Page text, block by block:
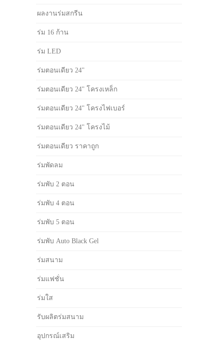
ผลงานร่มสกรีน
ร่ม 16 ก้าน
ร่ม LED
ร่มตอนเดียว 24"
ร่มตอนเดียว 24" โครงเหล็ก
ร่มตอนเดียว 24" โครงไฟเบอร์
ร่มตอนเดียว 24" โครงไม้
ร่มตอนเดียว ราคาถูก
ร่มพัดลม
ร่มพับ 2 ตอน
ร่มพับ 4 ตอน
ร่มพับ 5 ตอน
ร่มพับ Auto Black Gel
ร่มสนาม
ร่มแฟชั่น
ร่มใส
รับผลิตร่มสนาม
อุปกรณ์เสริม